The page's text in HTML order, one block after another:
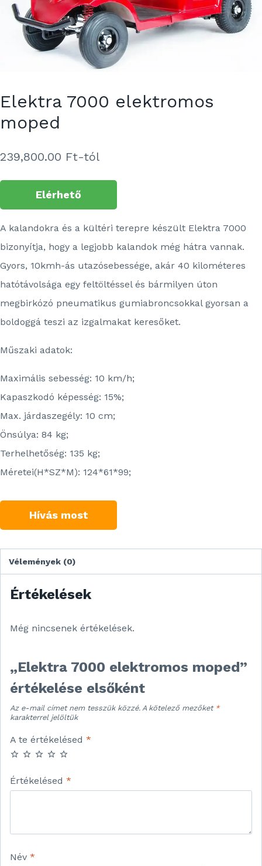
Elektra 7000 elektromos
moped
239,800.00 Ft-tól
Elérhető
A kalandokra és a kültéri terepre készült Elektra 7000
bizonyítja, hogy a legjobb kalandok még hátra vannak.
Gyors, 10kmh-ás utazósebessége, akár 40 kilométeres
hatótávolsága egy feltöltéssel és bármilyen úton
megbirkózó pneumatikus gumiabroncsokkal gyorsan a
boldoggá teszi az izgalmakat keresőket.
Műszaki adatok:
Maximális sebesség: 10 km/h;
Kapaszkodó képesség: 15%;
Max. járdaszegély: 10 cm;
Önsúlya: 84 kg;
Terhelhetőség: 135 kg;
Méretei(H*SZ*M): 124*61*99;
Hívás most
Vélemények (0)
Értékelések
Még nincsenek értékelések.
„Elektra 7000 elektromos moped”
értékelése elsőként
Az e-mail címet nem tesszük közzé. A kötelező mezőket *
karakterrel jelöltük
A te értékelésed *
Értékelésed *
Név *